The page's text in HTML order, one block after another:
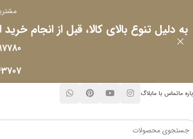
ماتماس با مابلاگ
به دلیل تنوع بالای کالا، قبل از انجام